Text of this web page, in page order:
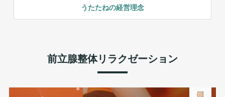
うたたねの経営理念
前立腺整体リラクゼーション